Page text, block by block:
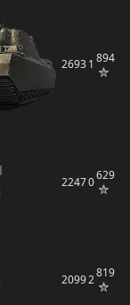
26931 894
22470629
20992819